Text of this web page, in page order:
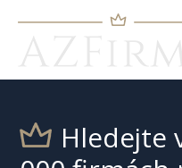
Hledejte